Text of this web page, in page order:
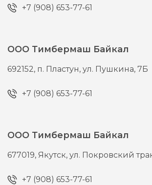
+7 (908) 653-77-61
ООО Тимбермаш Байкал
692152, п. Пластун,ул. Пушкина, 7Б
+7 (908) 653-77-61
ООО Тимбермаш Байкал
677019, Якутск,ул. Покровский
+7 (908) 653-77-61